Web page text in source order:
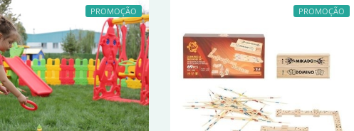
PROMOÇÃO PROMOÇÃO